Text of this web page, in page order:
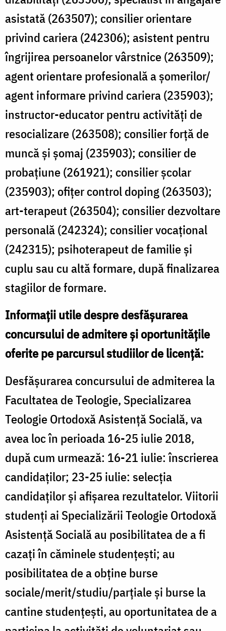
asistată (263507); consilier orientare
privind cariera (242306); asistent pentru
îngrijirea persoanelor vârstnice (263509);
agent orientare profesională a şomerilor/
agent informare privind cariera (235903);
instructor-educator pentru activități de
resocializare (263508); consilier forţă de
muncă şi şomaj (235903); consilier de
probațiune (261921); consilier școlar
(235903); ofițer control doping (263503);
art-terapeut (263504); consilier dezvoltare
personală (242324); consilier vocațional
(242315); psihoterapeut de familie și
cuplu sau cu altă formare, după finalizarea
stagiilor de formare.
Informații utile despre desfășurarea
concursului de admitere și oportunitățile
oferite pe parcursul studiilor de licență:
Desfășurarea concursului de admiterea la
Facultatea de Teologie, Specializarea
Teologie Ortodoxă Asistență Socială, va
avea loc în perioada 16-25 iulie 2018,
după cum urmează: 16-21 iulie: înscrierea
candidaților; 23-25 iulie: selecția
candidaților și afișarea rezultatelor. Viitorii
studenți ai Specializării Teologie Ortodoxă
Asistență Socială au posibilitatea de a fi
cazați în căminele studențești; au
posibilitatea de a obține burse
sociale/merit/studiu/parțiale și burse la
cantine studențești, au oportunitatea de a